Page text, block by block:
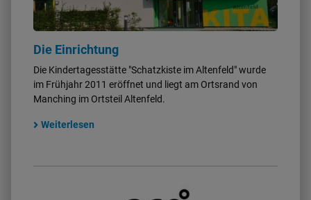
Die Einrichtung
Die Kindertagesstätte "Schatzkiste im Altenfeld" wurde
im Frühjahr 2011 eröffnet und liegt am Ortsrand von
Manching im Ortsteil Altenfeld.
Weiterlesen